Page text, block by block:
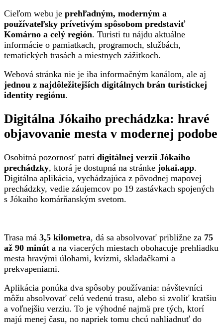
Cieľom webu je prehľadným, moderným a
používateľsky prívetivým spôsobom predstaviť
Komárno a celý región. Turisti tu nájdu aktuálne
informácie o pamiatkach, programoch, službách,
tematických trasách a miestnych zážitkoch.
Webová stránka nie je iba informačným kanálom, ale aj
jednou z najdôležitejších digitálnych brán turistickej
identity regiónu.
Digitálna Jókaiho prechádzka: hravé
objavovanie mesta v modernej podobe
Osobitná pozornosť patrí digitálnej verzii Jókaiho
prechádzky, ktorá je dostupná na stránke jokai.app.
Digitálna aplikácia, vychádzajúca z pôvodnej mapovej
prechádzky, vedie záujemcov po 19 zastávkach spojených
s Jókaiho komárňanským svetom.
Trasa má 3,5 kilometra, dá sa absolvovať približne za 75
až 90 minút a na viacerých miestach obohacuje prehliadku
mesta hravými úlohami, kvízmi, skladačkami a
prekvapeniami.
Aplikácia ponúka dva spôsoby používania: návštevníci
môžu absolvovať celú vedenú trasu, alebo si zvoliť kratšiu
a voľnejšiu verziu. To je výhodné najmä pre tých, ktorí
majú menej času, no napriek tomu chcú nahliadnuť do